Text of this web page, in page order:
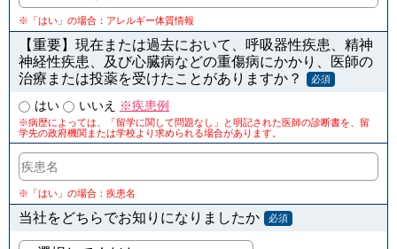
※「はい」の場合：アレルギー体質情報
【重要】現在または過去において、呼吸器性疾患、精神
神経性疾患、及び心臓病などの重傷病にかかり、医師の
治療または投薬を受けたことがありますか？
必須
はい いいえ ※疾患例
※病歴によっては、「留学に関して問題なし」と明記された医師の診断書を、留
学先の政府機関または学校より求められる場合があります。
※「はい」の場合：疾患名
当社をどちらでお知りになりましたか 必須